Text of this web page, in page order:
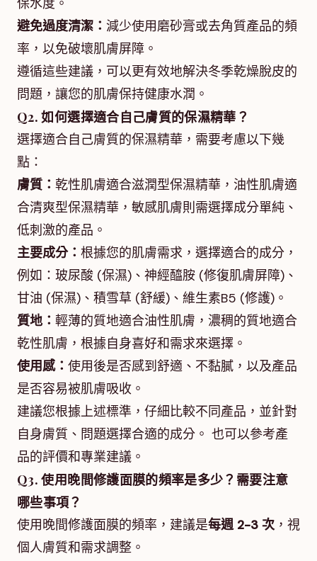
保水度。
避免過度清潔： 減少使用磨砂膏或去角質產品的頻
率，以免破壞肌膚屏障。
遵循這些建議，可以更有效地解決冬季乾燥脫皮的
問題，讓您的肌膚保持健康水潤。
Q2. 如何選擇適合自己膚質的保濕精華？
選擇適合自己膚質的保濕精華，需要考慮以下幾
點：
膚質： 乾性肌膚適合滋潤型保濕精華，油性肌膚適
合清爽型保濕精華，敏感肌膚則需選擇成分單純、
低刺激的產品。
主要成分： 根據您的肌膚需求，選擇適合的成分，
例如：玻尿酸 (保濕)、神經醯胺 (修復肌膚屏障)、
甘油 (保濕)、積雪草 (舒緩)、維生素B5 (修護)。
質地： 輕薄的質地適合油性肌膚，濃稠的質地適合
乾性肌膚，根據自身喜好和需求來選擇。
使用感： 使用後是否感到舒適、不黏膩，以及產品
是否容易被肌膚吸收。
建議您根據上述標準，仔細比較不同產品，並針對
自身膚質、問題選擇合適的成分。 也可以參考產
品的評價和專業建議。
Q3. 使用晚間修護面膜的頻率是多少？需要注意
哪些事項？
使用晚間修護面膜的頻率，建議是每週 2-3 次，視
個人膚質和需求調整。